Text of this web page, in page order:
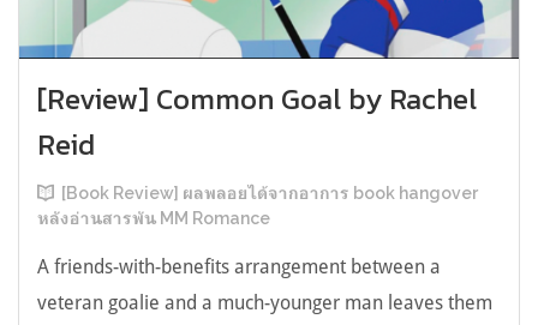
[Review] Common Goal by Rachel
Reid
[Book Review] ผลพลอยได้จากอาการ book hangover
หลังอ่านสารพัน MM Romance
A friends-with-benefits arrangement between a
veteran goalie and a much-younger man leaves them